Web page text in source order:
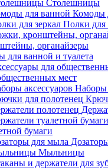
Столешницы
Комоды
Полки для
органайзеры
для ванной и туалета
мест
Наборы
бумаги
Мыльницы